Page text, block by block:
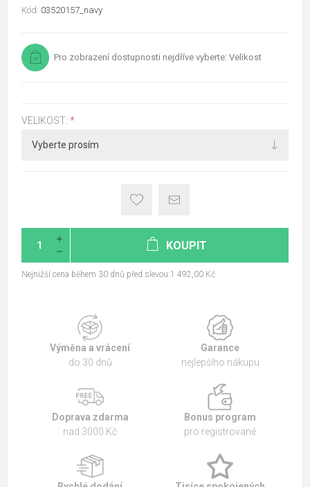
Kód: 03520157_navy
Pro zobrazení dostupnosti nejdříve vyberte: Velikost
VELIKOST: *
KOUPIT
Nejnižší cena během 30 dnů před slevou:1 492,00 Kč
Výměna a vrácení
do 30 dnů
Garance
nejlepšího nákupu
Doprava zdarma
nad 3000 Kč
Bonus program
pro registrované